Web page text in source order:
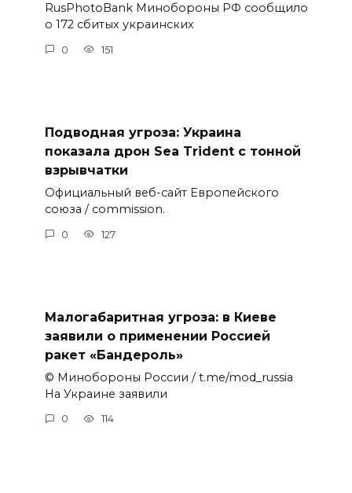
RusPhotoBank Минобороны РФ сообщило
о 172 сбитых украинских
0 151
Подводная угроза: Украина
показала дрон Sea Trident с тонной
взрывчатки
Официальный веб-сайт Европейского
союза / commission.
0 127
Малогабаритная угроза: в Киеве
заявили о применении Россией
ракет «Бандероль»
© Минобороны России / t.me/mod_russia
На Украине заявили
0 114